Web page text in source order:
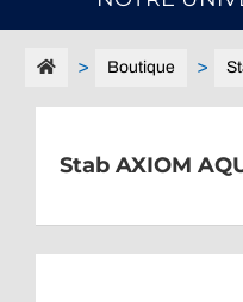
Boutique
Stab AXIOM